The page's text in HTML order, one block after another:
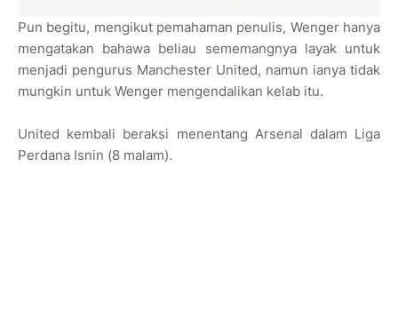
Pun begitu, mengikut pemahaman penulis, Wenger hanya
mengatakan bahawa beliau sememangnya layak untuk
menjadi pengurus Manchester United, namun ianya tidak
mungkin untuk Wenger mengendalikan kelab itu.
United kembali beraksi menentang Arsenal dalam Liga
Perdana Isnin (8 malam).